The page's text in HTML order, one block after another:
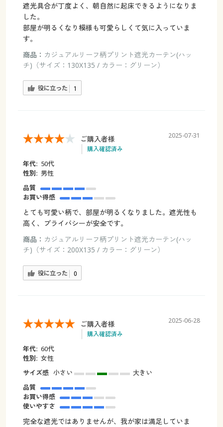
遮光具合が丁度よく、朝自然に起床できるようになりま
した。
部屋が明るくなり模様も可愛らしくて気に入っていま
す。
商品： カジュアルリーフ柄プリント遮光カーテン(ハッ
チ)（サイズ：130X135 / カラー：グリーン）
役に立った 1
ご購入者様
購入確認済み
2025-07-31
年代: 50代
性別: 男性
品質
お買い得感
とても可愛い柄で、部屋が明るくなりました。遮光性も
高く、プライバシーが安全です。
商品： カジュアルリーフ柄プリント遮光カーテン(ハッ
チ)（サイズ：200X135 / カラー：グリーン）
役に立った 0
ご購入者様
購入確認済み
2025-06-28
年代: 60代
性別: 女性
サイズ感 小さい
大きい
品質
お買い得感
使いやすさ
完全な遮光ではありませんが、我が家は満足していま